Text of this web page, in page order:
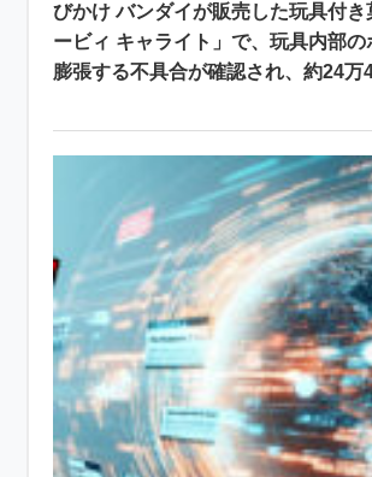
びかけ バンダイが販売した玩具付き
ービィ キャライト」で、玩具内部
膨張する不具合が確認され、約24